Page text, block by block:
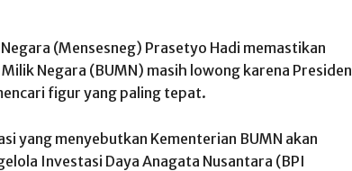
(Mensesneg) Prasetyo Hadi memastikan
Negara (BUMN) masih lowong karena Presiden
figur yang paling tepat.
yang menyebutkan Kementerian BUMN akan
Investasi Daya Anagata Nusantara (BPI